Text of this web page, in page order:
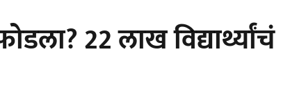
22 लाख विद्यार्थ्यांचं